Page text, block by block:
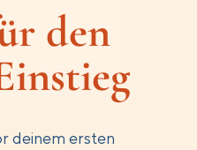
den
deinem ersten